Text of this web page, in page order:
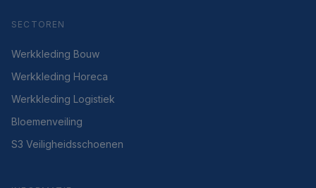
SECTOREN
Werkkleding Bouw
Werkkleding Horeca
Werkkleding Logistiek
Bloemenveiling
S3 Veiligheidsschoenen